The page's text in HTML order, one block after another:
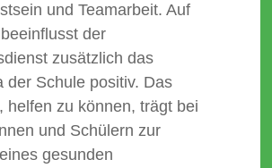
und Teamarbeit. Auf
der
zusätzlich das
der Schule positiv. Das
helfen zu können, trägt bei
und Schülern zur
gesunden